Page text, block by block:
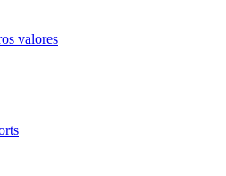
valores